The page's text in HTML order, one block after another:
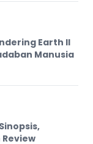
Earth II
Manusia